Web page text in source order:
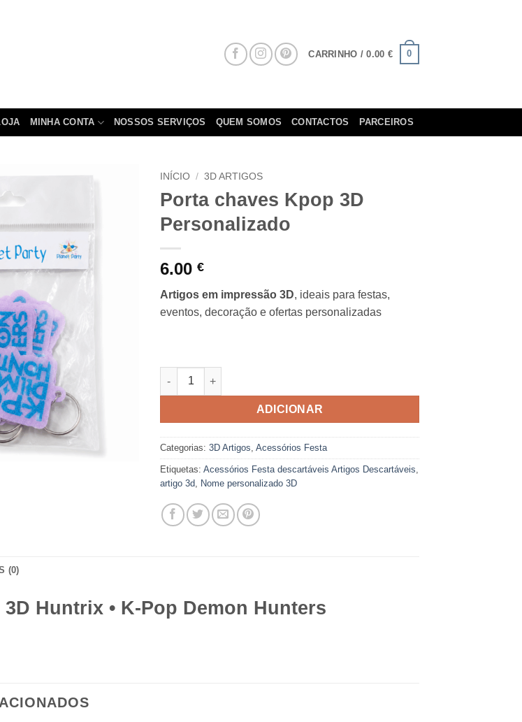
CARRINHO /0.00 € 0
MINHA CONTA NOSSOS SERVIÇOS QUEM SOMOS CONTACTOS PARCEIROS
INÍCIO / 3D ARTIGOS
Porta chaves Kpop 3D
Personalizado
6.00€
Artigos em impressão 3D, ideais para festas,
eventos, decoração e ofertas personalizadas
Quantidade de Porta chaves Kpop 3D Personalizado
ADICIONAR
Categorias:3D Artigos,Acessórios Festa
Etiquetas:Acessórios Festa descartáveis Artigos Descartáveis,
artigo 3d, Nome personalizado 3D
(0)
3D Huntrix • K‑Pop Demon Hunters